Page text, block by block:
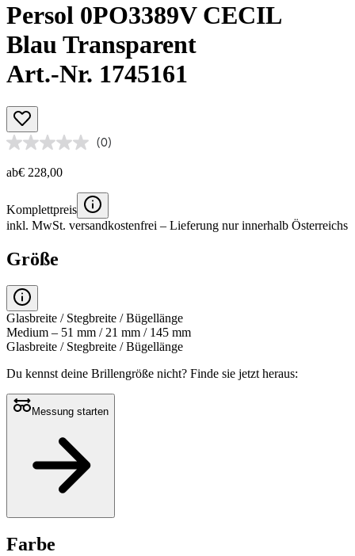
Persol 0PO3389V CECIL
Blau Transparent
Art.-Nr. 1745161
(0)
ab€ 228,00
Komplettpreis
inkl. MwSt. versandkostenfrei – Lieferung nur innerhalb Österreichs
Größe
Glasbreite / Stegbreite / Bügellänge
Medium – 51 mm / 21 mm / 145 mm
Glasbreite / Stegbreite / Bügellänge
Du kennst deine Brillengröße nicht? Finde sie jetzt heraus:
Messung starten
Farbe